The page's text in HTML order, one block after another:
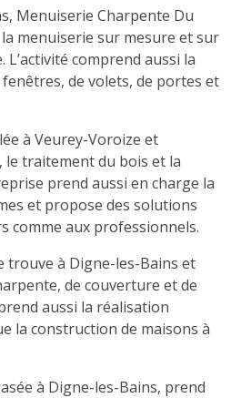
Menuiserie Charpente Du
menuiserie sur mesure et sur
comprend aussi la
de volets, de portes et
à Veurey-Voroize et
le traitement du bois et la
prend aussi en charge la
et propose des solutions
comme aux professionnels.
trouve à Digne-les-Bains et
de couverture et de
aussi la réalisation
la construction de maisons à
à Digne-les-Bains, prend